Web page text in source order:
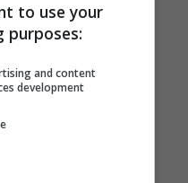
gli
della
to use your
purposes:
and content
development